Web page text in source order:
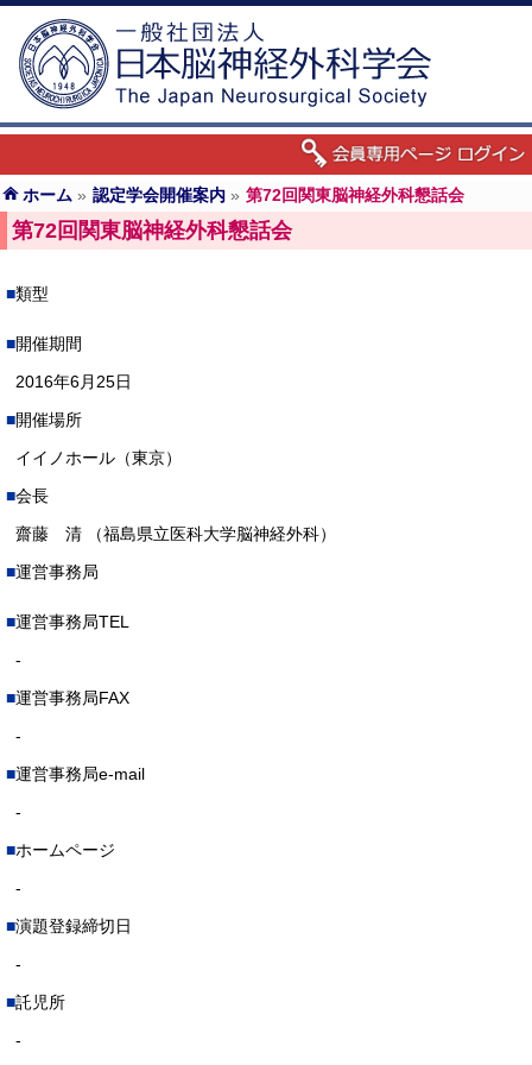
ホーム » 認定学会開催案内 » 第72回関東脳神経外科懇話会
第72回関東脳神経外科懇話会
類型
開催期間
2016年6月25日
開催場所
イイノホール（東京）
会長
齋藤 清 （福島県立医科大学脳神経外科）
運営事務局
運営事務局TEL
-
運営事務局FAX
-
運営事務局e-mail
-
ホームページ
-
演題登録締切日
-
託児所
-